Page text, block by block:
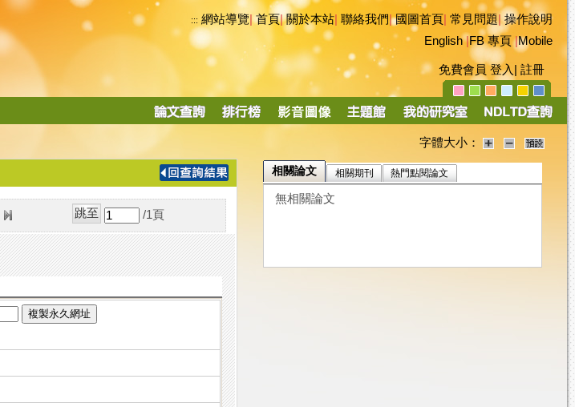
::: 網站導覽|首頁|關於本站 聯絡我們|國圖首頁 常見問題|操作說明
English|FB 專頁|Mobile
免費會員 登入 註冊
導
字體大小：
/1 頁
複製永久網址
相關論文 相關期刊 熱門點閱論文
無相關論文